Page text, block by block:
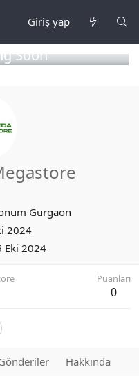
Giriş yap
Soon
Gurgaon
2024
Eki 2024
Puanları
0
Hakkında